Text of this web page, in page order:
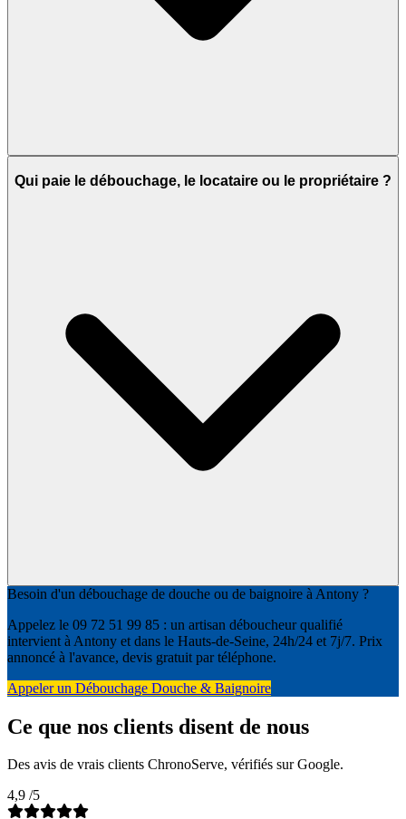
Qui paie le débouchage, le locataire ou le propriétaire ?
Besoin d'un débouchage de douche ou de baignoire à Antony ?
Appelez le 09 72 51 99 85 : un artisan déboucheur qualifié
intervient à Antony et dans le Hauts-de-Seine, 24h/24 et 7j/7. Prix
annoncé à l'avance, devis gratuit par téléphone.
Appeler un Débouchage Douche & Baignoire
Ce que nos clients disent de nous
Des avis de vrais clients ChronoServe, vérifiés sur Google.
4,9 /5